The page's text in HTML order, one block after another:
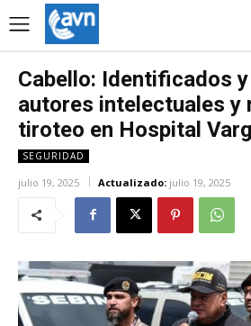
Cabello: Identificados
autores intelectuales y
tiroteo en Hospital
SEGURIDAD
julio 19, 2025 Actualizado: julio 19, 2025